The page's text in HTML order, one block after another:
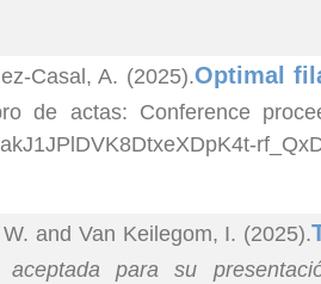
Casal, A. (2025).Optimal
de actas: Conference
and Van Keilegom, I. (2025).
aceptada para su